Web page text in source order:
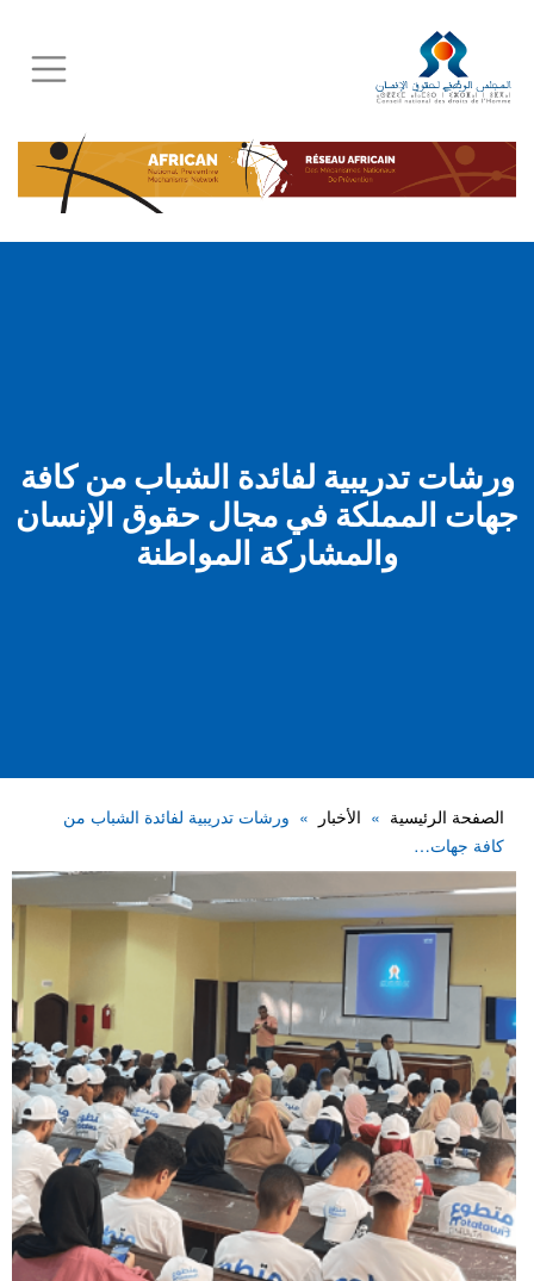
Skip
to
main
content
ورشات تدريبية لفائدة الشباب من كافة
جهات المملكة في مجال حقوق الإنسان
والمشاركة المواطنة
الصفحة الرئيسية الأخبار
ورشات تدريبية لفائدة الشباب من
كافة جهات…